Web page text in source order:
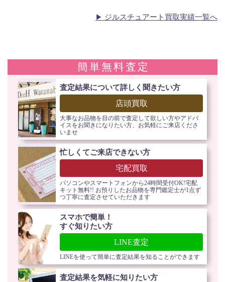
ジルスチュアート買取実績一覧へ
簡単無料査定
査定結果について詳しく聞きたい方
店頭買取
大事なお品物を目の前で査定して欲しい方やアドバ
イスをお聞きになりたい方、お気軽にご来店くださ
いませ
忙しくてご来店できない方
宅配買取
パソコンやスマートフォンから24時間受付OK!宅配
キット無料!! お預りしたお品物を専門鑑定士が1点ず
つ丁寧に査定させていただきます
スマホで簡単！
すぐ知りたい方
LINE査定
LINEを使って簡単に査定結果を知ることができます
査定結果を気軽に知りたい方